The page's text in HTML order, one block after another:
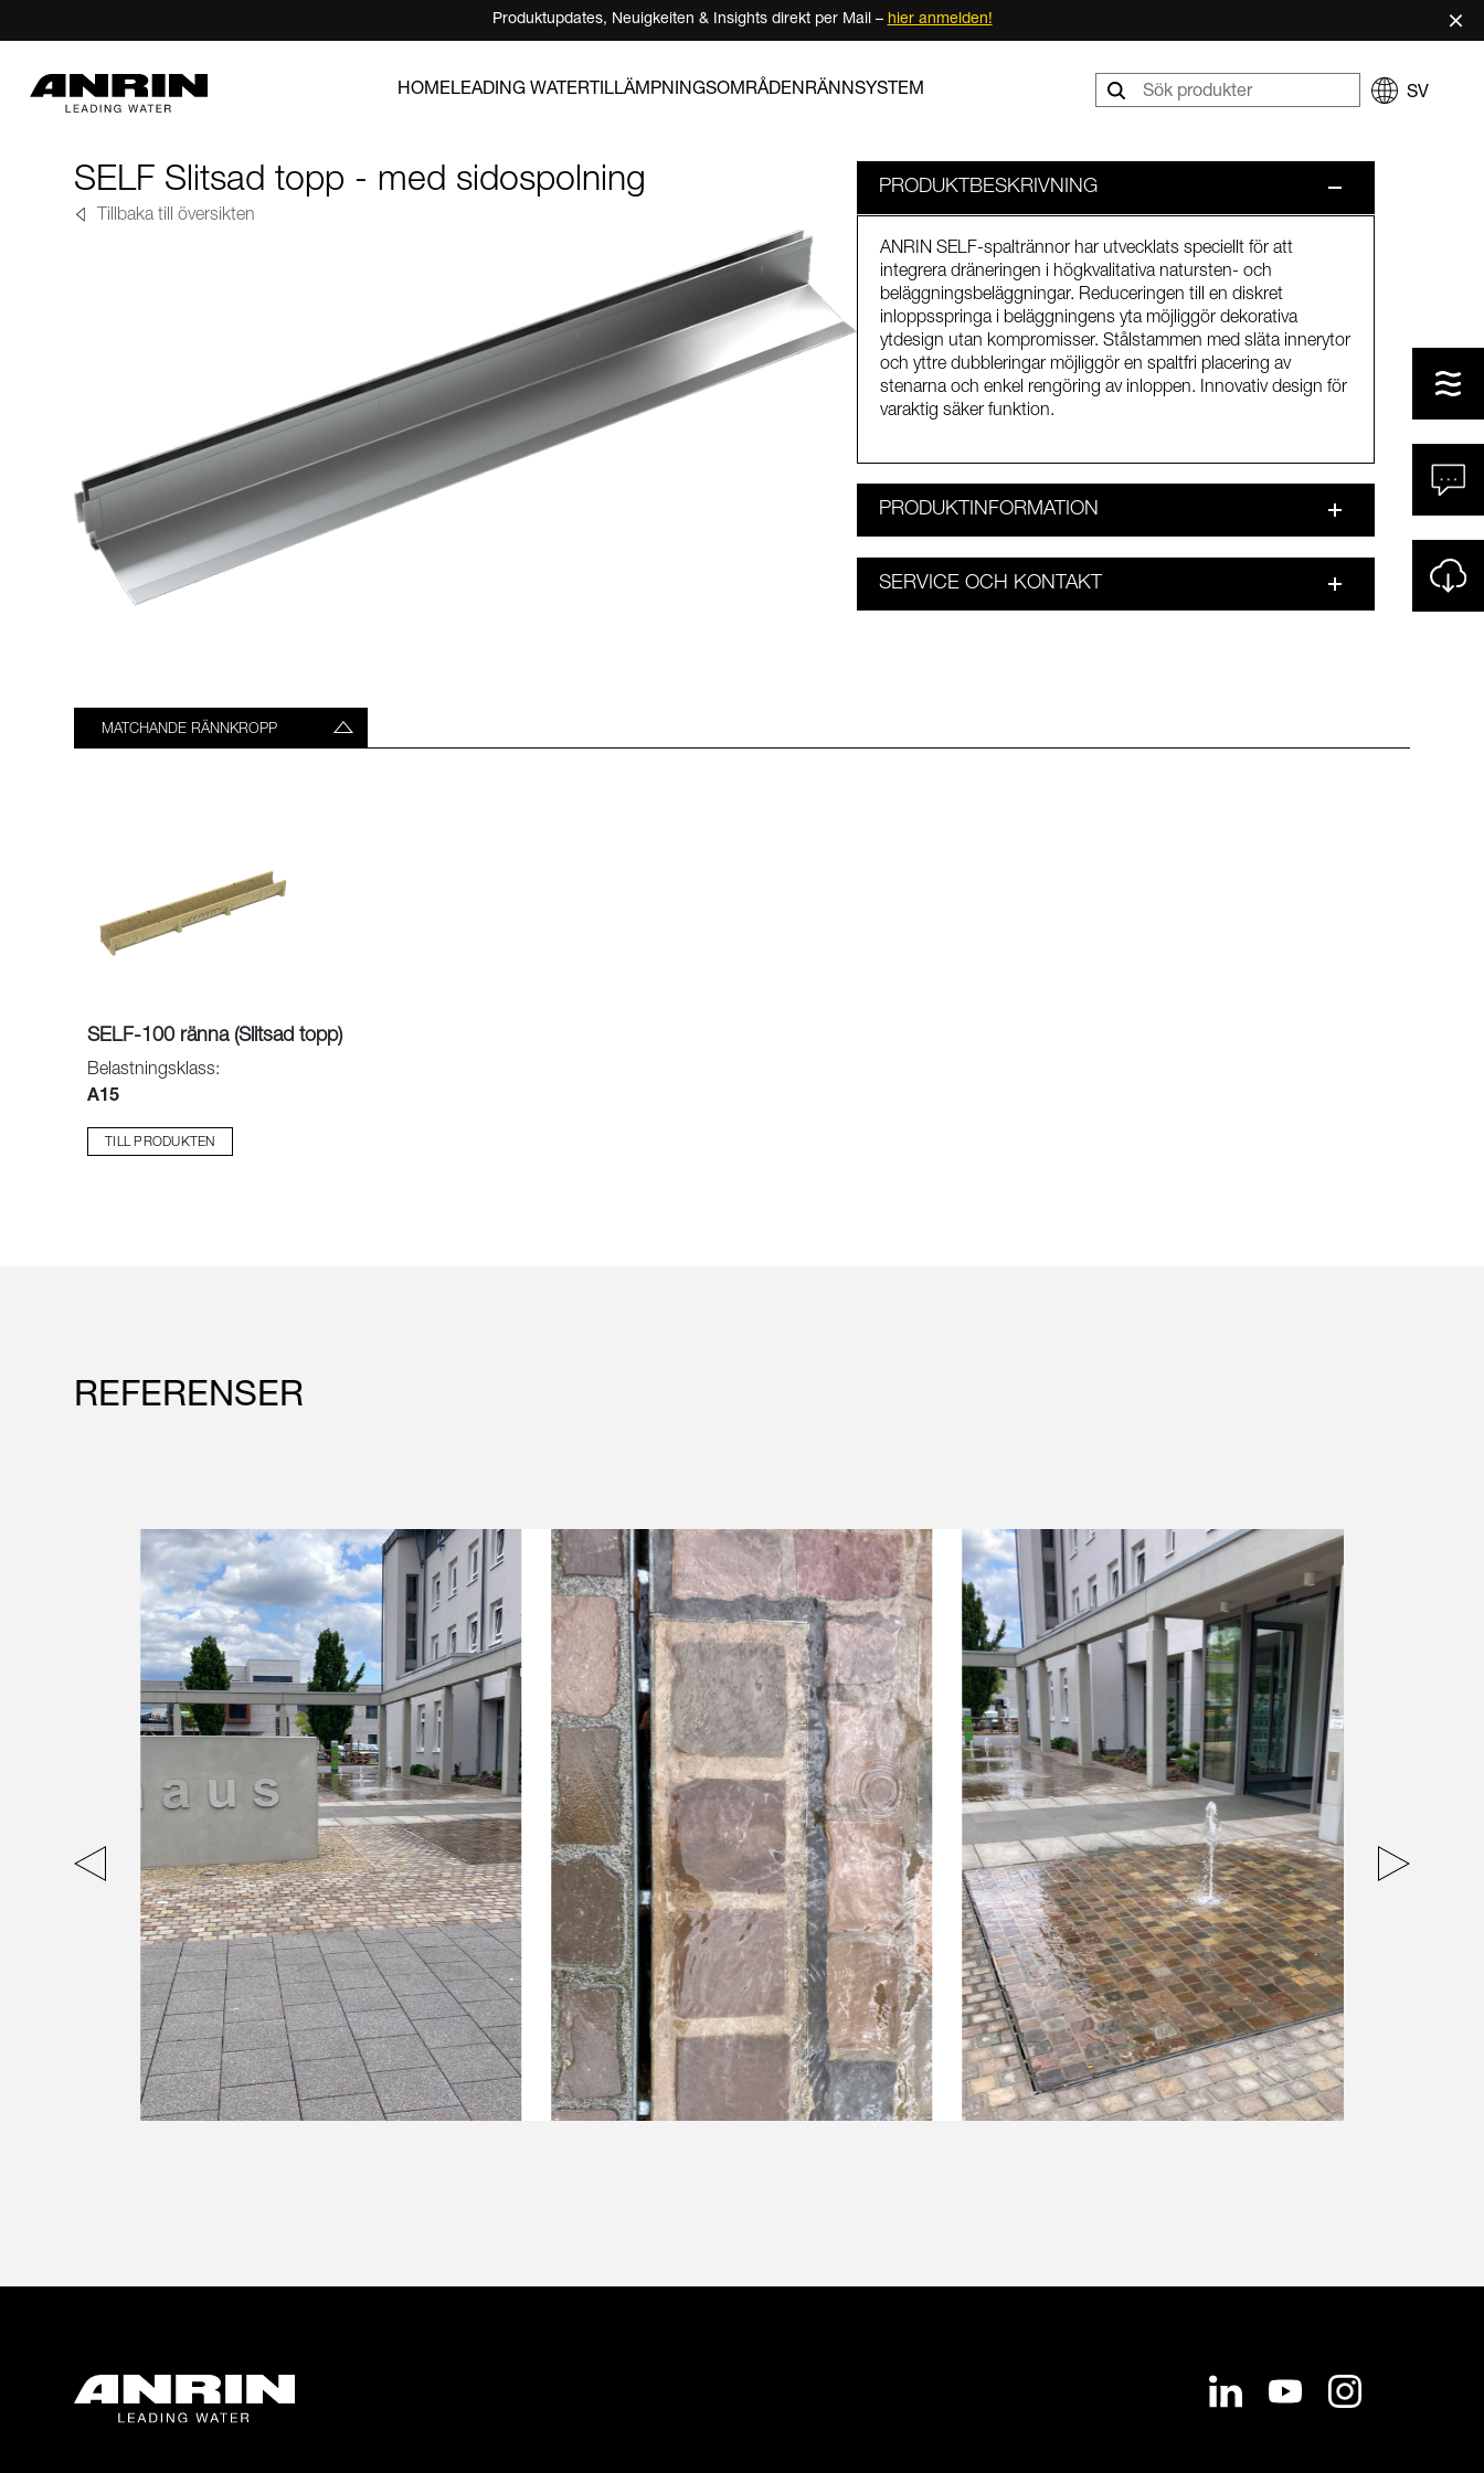
Produktupdates, Neuigkeiten & Insights direkt per Mail – hier anmelden! ×
HOMELEADING WATERTILLÄMPNINGSOMRÅDENRÄNNSYSTEM SV
SELF Slitsad topp - med sidospolning
Tillbaka till översikten
PRODUKTBESKRIVNING
ANRIN SELF-spaltrännor har utvecklats speciellt för att
integrera dräneringen i högkvalitativa natursten- och
beläggningsbeläggningar. Reduceringen till en diskret
inloppsspringa i beläggningens yta möjliggör dekorativa
ytdesign utan kompromisser. Stålstammen med släta innerytor
och yttre dubbleringar möjliggör en spaltfri placering av
stenarna och enkel rengöring av inloppen. Innovativ design för
varaktig säker funktion.
PRODUKTINFORMATION
SERVICE OCH KONTAKT
MATCHANDE RÄNNKROPP
SELF-100 ränna (Slitsad topp)
Belastningsklass:
A15
TILL PRODUKTEN
REFERENSER